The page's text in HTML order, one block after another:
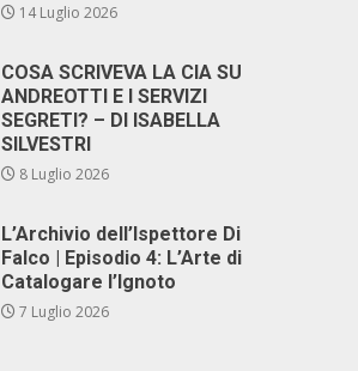
14 Luglio 2026
COSA SCRIVEVA LA CIA SU
ANDREOTTI E I SERVIZI
SEGRETI? – DI ISABELLA
SILVESTRI
8 Luglio 2026
L’Archivio dell’Ispettore Di
Falco | Episodio 4: L’Arte di
Catalogare l’Ignoto
7 Luglio 2026